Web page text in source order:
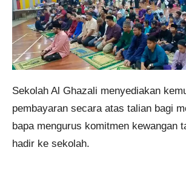
Sekolah Al Ghazali menyediakan
pembayaran secara atas talian bagi
bapa mengurus komitmen kewangan
hadir ke sekolah.